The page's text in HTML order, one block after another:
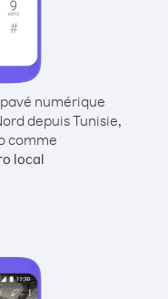
numérique
depuis Tunisie,
comme
local